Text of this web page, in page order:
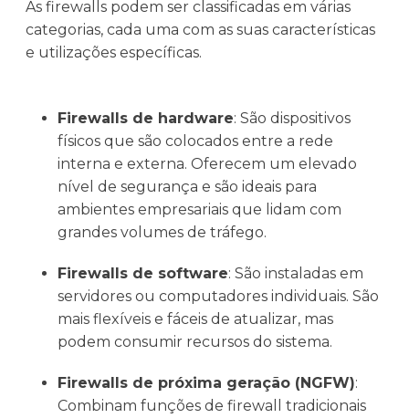
As firewalls podem ser classificadas em várias
categorias, cada uma com as suas características
e utilizações específicas.
Firewalls de hardware: São dispositivos
físicos que são colocados entre a rede
interna e externa. Oferecem um elevado
nível de segurança e são ideais para
ambientes empresariais que lidam com
grandes volumes de tráfego.
Firewalls de software: São instaladas em
servidores ou computadores individuais. São
mais flexíveis e fáceis de atualizar, mas
podem consumir recursos do sistema.
Firewalls de próxima geração (NGFW):
Combinam funções de firewall tradicionais